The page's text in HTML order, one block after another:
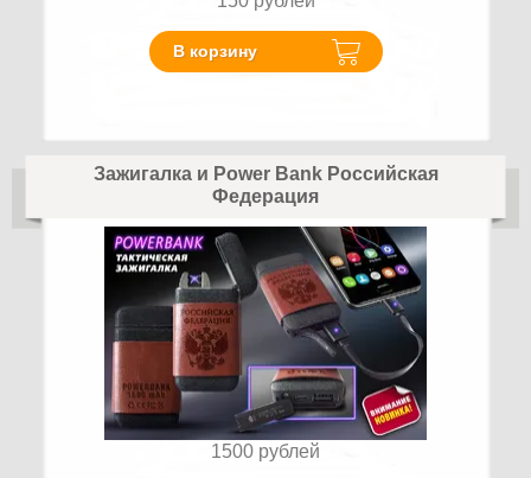
В корзину
Зажигалка и Power Bank Российская
Федерация
1500 рублей